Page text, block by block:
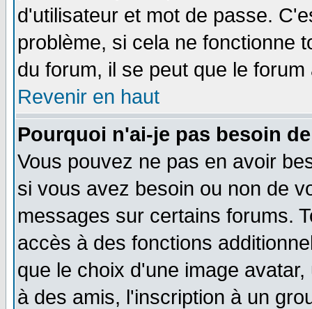
d'utilisateur et mot de passe.
problème, si cela ne fonctionne
du forum, il se peut que le
Revenir en haut
Pourquoi n'ai-je pas besoin
Vous pouvez ne pas en avoir
si vous avez besoin ou non de
messages sur certains forums.
accès à des fonctions
que le choix d'une image
à des amis, l'inscription à un